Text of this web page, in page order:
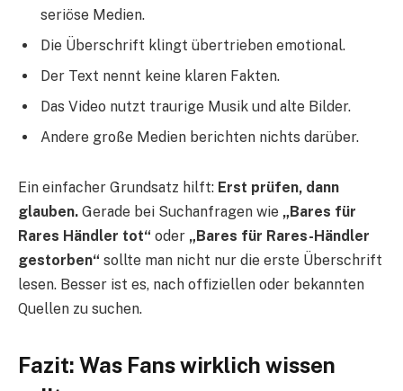
seriöse Medien.
Die Überschrift klingt übertrieben emotional.
Der Text nennt keine klaren Fakten.
Das Video nutzt traurige Musik und alte Bilder.
Andere große Medien berichten nichts darüber.
Ein einfacher Grundsatz hilft: Erst prüfen, dann
glauben. Gerade bei Suchanfragen wie „Bares für
Rares Händler tot“ oder „Bares für Rares-Händler
gestorben“ sollte man nicht nur die erste Überschrift
lesen. Besser ist es, nach offiziellen oder bekannten
Quellen zu suchen.
Fazit: Was Fans wirklich wissen